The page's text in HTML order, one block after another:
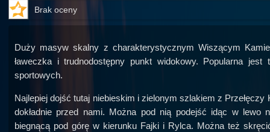
Brak oceny
Duży masyw skalny z charakterystycznym Wiszącym
ławeczka i trudnodostępny punkt widokowy. Popularna
sportowych.
Najlepiej dojść tutaj niebieskim i zielonym szlakiem z
dokładnie przed nami. Można pod nią podejść idąc w
biegnącą pod górę w kierunku Fajki i Rylca. Można też